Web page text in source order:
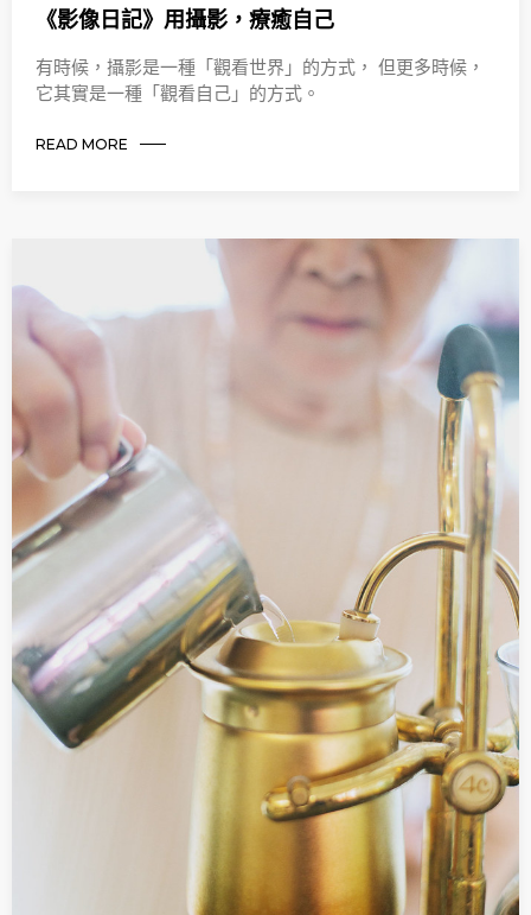
《影像日記》用攝影，療癒自己
有時候，攝影是一種「觀看世界」的方式， 但更多時候，
它其實是一種「觀看自己」的方式。
READ MORE